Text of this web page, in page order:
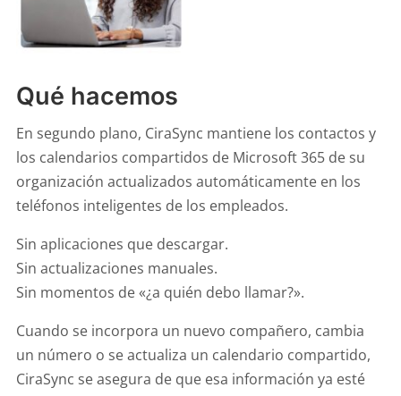
Qué hacemos
En segundo plano, CiraSync mantiene los contactos y
los calendarios compartidos de Microsoft 365 de su
organización actualizados automáticamente en los
teléfonos inteligentes de los empleados.
Sin aplicaciones que descargar.
Sin actualizaciones manuales.
Sin momentos de «¿a quién debo llamar?».
Cuando se incorpora un nuevo compañero, cambia
un número o se actualiza un calendario compartido,
CiraSync se asegura de que esa información ya esté